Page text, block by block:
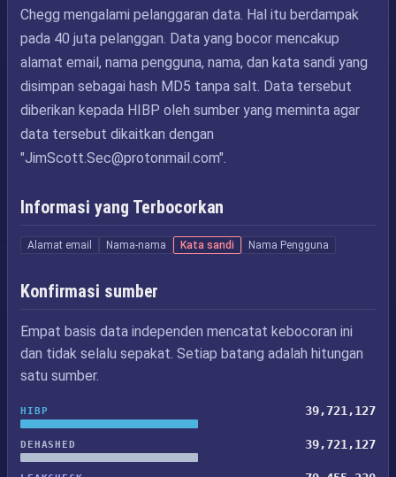
Chegg mengalami pelanggaran data. Hal itu berdampak
pada 40 juta pelanggan. Data yang bocor mencakup
alamat email, nama pengguna, nama, dan kata sandi yang
disimpan sebagai hash MD5 tanpa salt. Data tersebut
diberikan kepada HIBP oleh sumber yang meminta agar
data tersebut dikaitkan dengan
"JimScott.Sec@protonmail.com".
Informasi yang Terbocorkan
Alamat email Nama-nama Kata sandi Nama Pengguna
Konfirmasi sumber
Empat basis data independen mencatat kebocoran ini
dan tidak selalu sepakat. Setiap batang adalah hitungan
satu sumber.
HIBP 39,721,127
DEHASHED 39,721,127